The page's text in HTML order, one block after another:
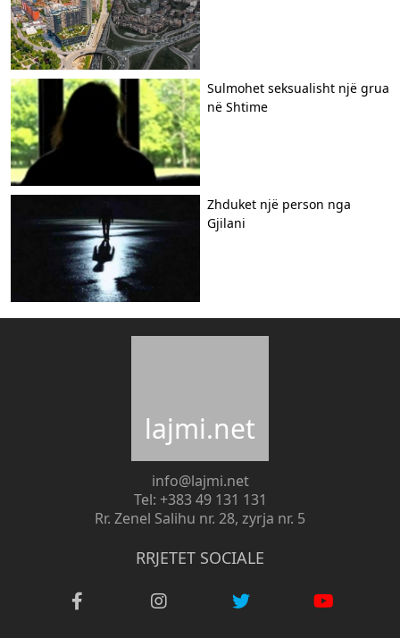
Sulmohet seksualisht një grua
në Shtime
Zhduket një person nga
Gjilani
lajmi.net
info@lajmi.net
Tel: +383 49 131 131
Rr. Zenel Salihu nr. 28, zyrja nr. 5
RRJETET SOCIALE